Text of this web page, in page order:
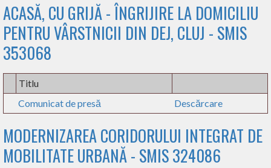
ACASĂ, CU GRIJĂ - ÎNGRIJIRE LA DOMICILIU
PENTRU VÂRSTNICII DIN DEJ, CLUJ - SMIS
353068
Titlu
Comunicat de presă
Descărcare
MODERNIZAREA CORIDORULUI INTEGRAT DE
MOBILITATE URBANĂ - SMIS 324086